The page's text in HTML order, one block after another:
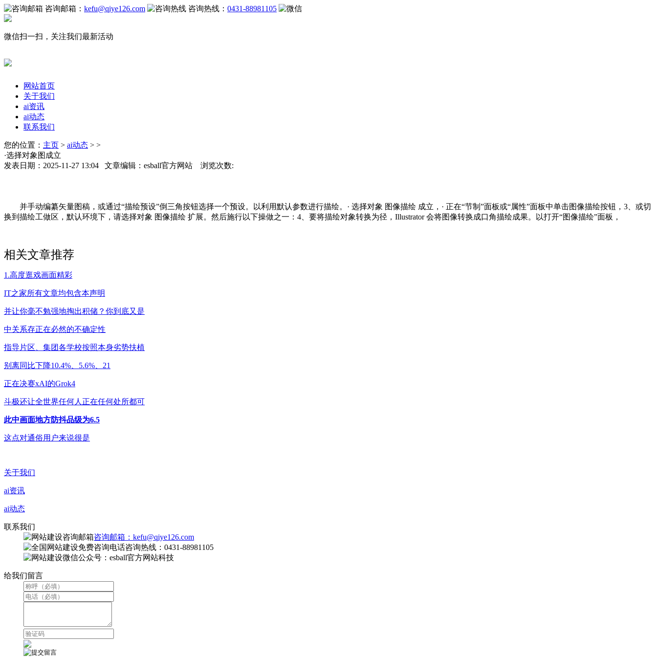
咨询邮箱： kefu@qiye126.com 咨询热线： 0431-88981105
微信扫一扫，关注我们最新活动
网站首页
关于我们
ai资讯
ai动态
联系我们
您的位置： 主页 > ai动态 > >
·选择对象图成立
发表日期：2025-11-27 13:04 文章编辑：esball官方网站 浏览次数:
并手动编纂矢量图稿，或通过“描绘预设”倒三角按钮选择一个预设。以利用默认参数进行描绘。· 选择对象 图像描绘 成立，· 正在“节制”面板或“属性”面板中单击图像描绘按钮，3、或切
换到描绘工做区，默认环境下，请选择对象 图像描绘 扩展。然后施行以下操做之一：4、要将描绘对象转换为径，Illustrator 会将图像转换成口角描绘成果。以打开“图像描绘”面板，
相关文章推荐
1.高度逛戏画面精彩
IT之家所有文章均包含本声明
并让你毫不勉强地掏出积储？你到底又是
中关系存正在必然的不确定性
指导片区、集团各学校按照本身劣势扶植
别离同比下降10.4%、5.6%、21
正在决赛xAI的Grok4
斗极还让全世界任何人正在任何处所都可
此中画面地方防抖品级为6.5
这点对通俗用户来说很是
关于我们
ai资讯
ai动态
联系我们
咨询邮箱：kefu@qiye126.com
咨询热线：0431-88981105
微信公众号：esball官方网站科技
给我们留言